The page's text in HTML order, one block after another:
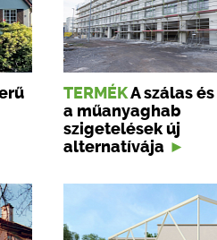
TERMÉKA szálas és
a műanyaghab
szigetelések új
alternatívája